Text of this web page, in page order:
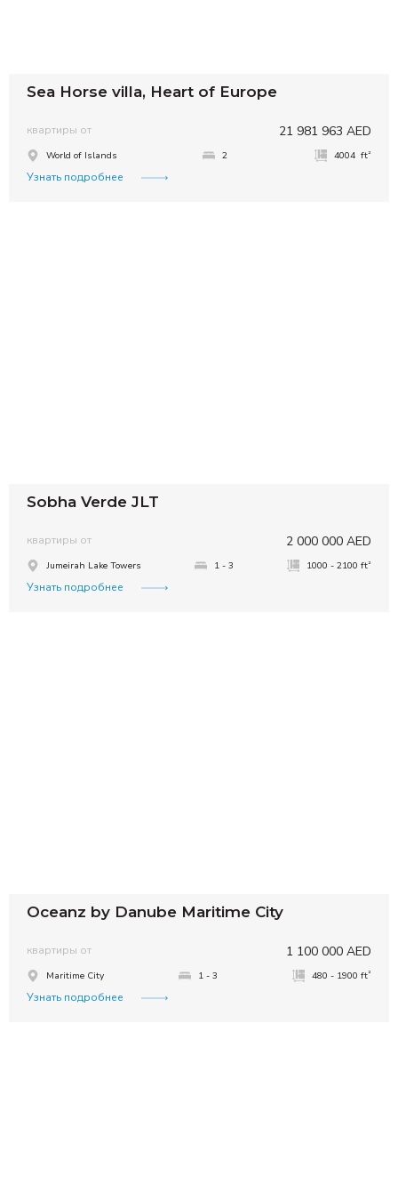
Sea Horse villa, Heart of Europe
21 981 963 AED
квартиры от
World of Islands 2 4004 ft²
Узнать подробнее
Sobha Verde JLT
2 000 000 AED
квартиры от
Jumeirah Lake Towers 1 - 3 1000 - 2100 ft²
Узнать подробнее
Oceanz by Danube Maritime City
1 100 000 AED
квартиры от
Maritime City 1 - 3 480 - 1900 ft²
Узнать подробнее